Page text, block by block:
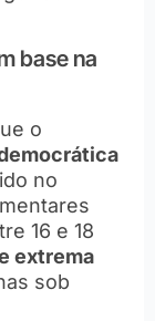
base na
o
no
16 e 18
extrema
sob